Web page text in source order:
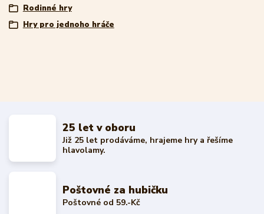
Rodinné hry
Hry pro jednoho hráče
25 let v oboru
Již 25 let prodáváme, hrajeme hry a řešíme
hlavolamy.
Poštovné za hubičku
Poštovné od 59.-Kč